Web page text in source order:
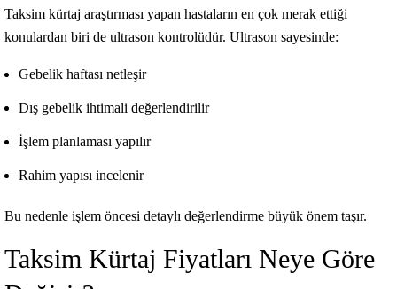
Taksim kürtaj araştırması yapan hastaların en çok merak ettiği
konulardan biri de ultrason kontrolüdür. Ultrason sayesinde:
Gebelik haftası netleşir
Dış gebelik ihtimali değerlendirilir
İşlem planlaması yapılır
Rahim yapısı incelenir
Bu nedenle işlem öncesi detaylı değerlendirme büyük önem taşır.
Taksim Kürtaj Fiyatları Neye Göre